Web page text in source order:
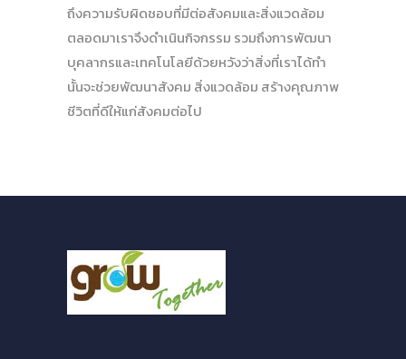
ถึงความรับผิดชอบที่มีต่อสังคมและสิ่งแวดล้อม
ตลอดมาเราจึงดำเนินกิจกรรม รวมถึงการพัฒนา
บุคลากรและเทคโนโลยีด้วยหวังว่าสิ่งที่เราได้ทำ
นั้นจะช่วยพัฒนาสังคม สิ่งแวดล้อม สร้างคุณภาพ
ชีวิตที่ดีให้แก่สังคมต่อไป